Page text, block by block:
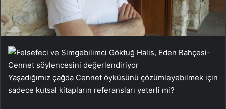
Yaşadığımız çağda Cennet öyküsünü çözümleyebilmek için
sadece kutsal kitapların referansları yeterli mi?